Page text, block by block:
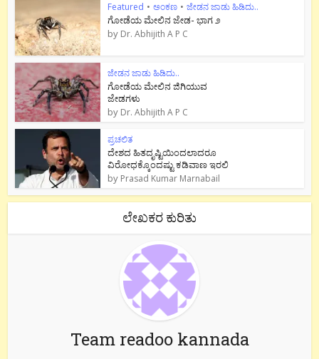
Featured • ಅಂಕಣ • ಜೇಡನ ಜಾಡು ಹಿಡಿದು..
ಗೋಡೆಯ ಮೇಲಿನ ಜೇಡ- ಭಾಗ ೨
by Dr. Abhijith A P C
ಜೇಡನ ಜಾಡು ಹಿಡಿದು..
ಗೋಡೆಯ ಮೇಲಿನ ಜಿಗಿಯುವ
ಜೇಡಗಳು
by Dr. Abhijith A P C
ಪ್ರಚಲಿತ
ದೇಶದ ಹಿತದೃಷ್ಟಿಯಿಂದಲಾದರೂ
ವಿರೋಧಕ್ಕೊಂದಷ್ಟು ಕಡಿವಾಣ ಇರಲಿ
by Prasad Kumar Marnabail
ಲೇಖಕರ ಕುರಿತು
Team readoo kannada